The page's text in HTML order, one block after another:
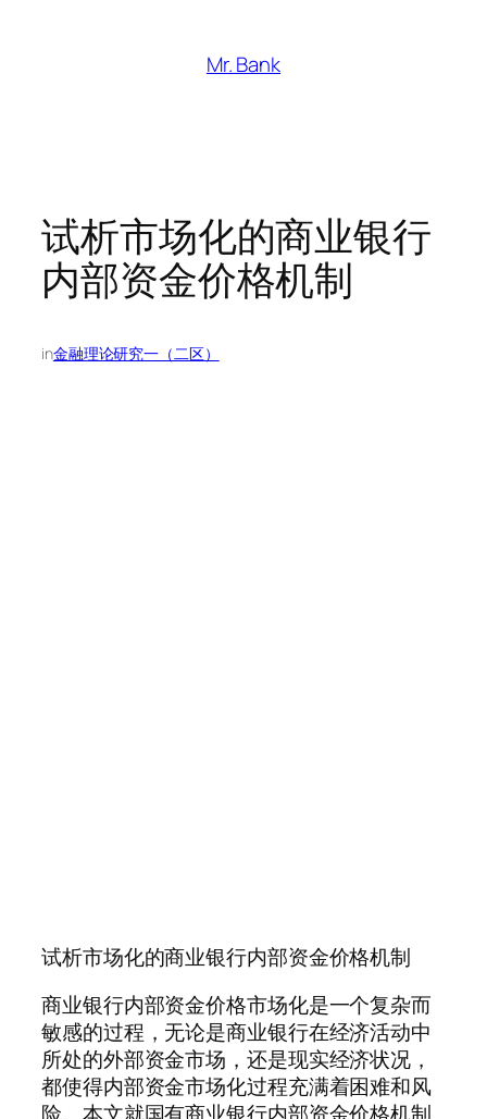
Mr. Bank
试析市场化的商业银行
内部资金价格机制
in金融理论研究一（二区）
试析市场化的商业银行内部资金价格机制
商业银行内部资金价格市场化是一个复杂而
敏感的过程，无论是商业银行在经济活动中
所处的外部资金市场，还是现实经济状况，
都使得内部资金市场化过程充满着困难和风